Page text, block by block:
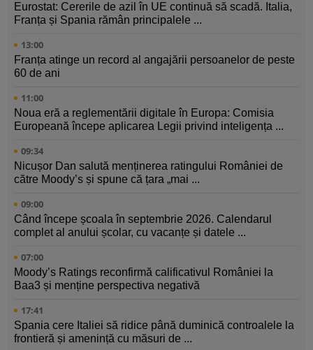
Eurostat: Cererile de azil în UE continuă să scadă. Italia,
Franța și Spania rămân principalele ...
13:00
Franța atinge un record al angajării persoanelor de peste
60 de ani
11:00
Noua eră a reglementării digitale în Europa: Comisia
Europeană începe aplicarea Legii privind inteligența ...
09:34
Nicușor Dan salută menținerea ratingului României de
către Moody’s și spune că țara „mai ...
09:00
Când începe școala în septembrie 2026. Calendarul
complet al anului școlar, cu vacanțe și datele ...
07:00
Moody’s Ratings reconfirmă calificativul României la
Baa3 și menține perspectiva negativă
17:41
Spania cere Italiei să ridice până duminică controalele la
frontieră și amenință cu măsuri de ...